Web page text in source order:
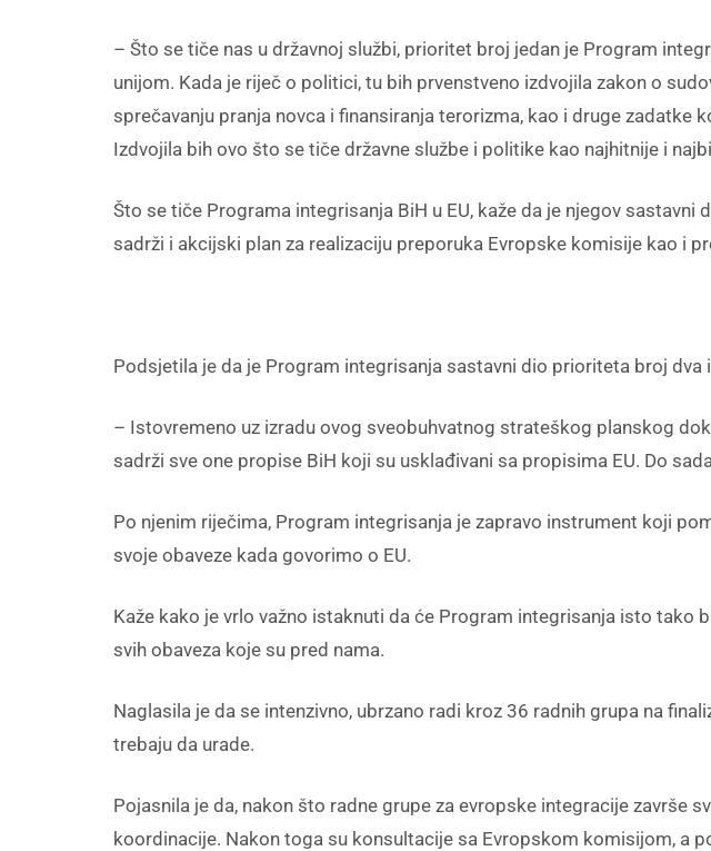
– Što se tiče nas u državnoj službi, prioritet broj jedan je Program
unijom. Kada je riječ o politici, tu bih prvenstveno izdvojila zakon o
sprečavanju pranja novca i finansiranja terorizma, kao i druge
Izdvojila bih ovo što se tiče državne službe i politike kao najhitnije i
Što se tiče Programa integrisanja BiH u EU, kaže da je njegov
sadrži i akcijski plan za realizaciju preporuka Evropske komisije kao i
Podsjetila je da je Program integrisanja sastavni dio prioriteta broj dva
– Istovremeno uz izradu ovog sveobuhvatnog strateškog planskog
sadrži sve one propise BiH koji su usklađivani sa propisima EU. Do
Po njenim riječima, Program integrisanja je zapravo instrument koji
svoje obaveze kada govorimo o EU.
Kaže kako je vrlo važno istaknuti da će Program integrisanja isto
svih obaveza koje su pred nama.
Naglasila je da se intenzivno, ubrzano radi kroz 36 radnih grupa na
trebaju da urade.
Pojasnila je da, nakon što radne grupe za evropske integracije završe
koordinacije. Nakon toga su konsultacije sa Evropskom komisijom, a